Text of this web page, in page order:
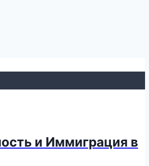
и Иммиграция в